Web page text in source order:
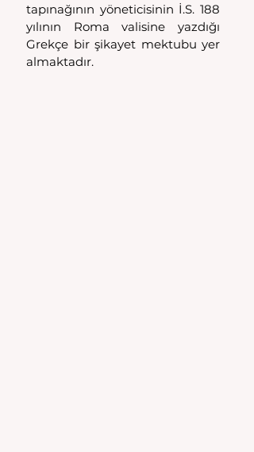
tapınağının yöneticisinin İ.S. 188
yılının Roma valisine yazdığı
Grekçe bir şikayet mektubu yer
almaktadır.